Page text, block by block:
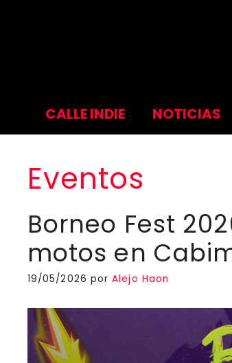
CALLE INDIE NOTICIAS
Eventos
Borneo Fest
motos en
19/05/2026 porAlejo Haon